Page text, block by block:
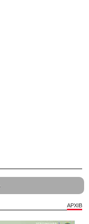
АРХІВ